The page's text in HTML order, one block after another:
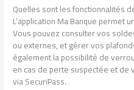
Quelles sont les fonctionnalités
L’application Ma Banque permet un
Vous pouvez consulter vos
ou externes, et gérer vos
également la possibilité de
en cas de perte suspectée et
via SecuriPass.